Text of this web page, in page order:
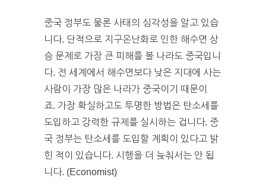
중국 정부도 물론 사태의 심각성을 알고 있습
니다. 단적으로 지구온난화로 인한 해수면 상
승 문제로 가장 큰 피해를 볼 나라도 중국입니
다. 전 세계에서 해수면보다 낮은 지대에 사는
사람이 가장 많은 나라가 중국이기 때문이
죠. 가장 확실하고도 투명한 방법은 탄소세를
도입하고 강력한 규제를 실시하는 겁니다. 중
국 정부는 탄소세를 도입할 계획이 있다고 밝
힌 적이 있습니다. 시행을 더 늦춰서는 안 됩
니다. (Economist)